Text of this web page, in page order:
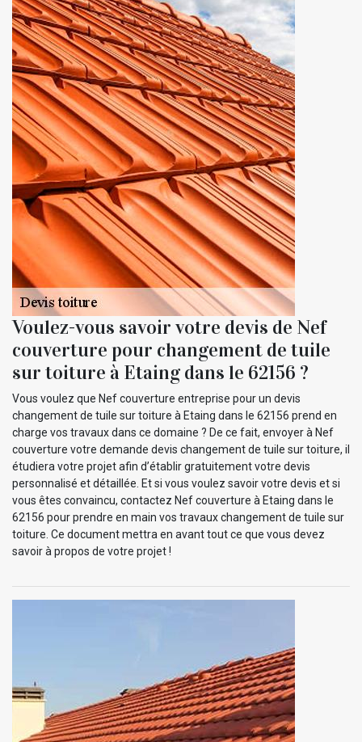
Voulez-vous savoir votre devis de Nef
couverture pour changement de tuile
sur toiture à Etaing dans le 62156 ?
Vous voulez que Nef couverture entreprise pour un devis
changement de tuile sur toiture à Etaing dans le 62156 prend en
charge vos travaux dans ce domaine ? De ce fait, envoyer à Nef
couverture votre demande devis changement de tuile sur toiture, il
étudiera votre projet afin d’établir gratuitement votre devis
personnalisé et détaillée. Et si vous voulez savoir votre devis et si
vous êtes convaincu, contactez Nef couverture à Etaing dans le
62156 pour prendre en main vos travaux changement de tuile sur
toiture. Ce document mettra en avant tout ce que vous devez
savoir à propos de votre projet !